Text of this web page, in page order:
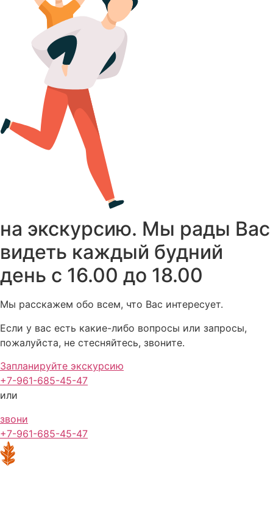
на экскурсию. Мы рады Вас
видеть каждый будний
день с 16.00 до 18.00
Мы расскажем обо всем, что Вас интересует.
Если у вас есть какие-либо вопросы или запросы,
пожалуйста, не стесняйтесь, звоните.
Запланируйте экскурсию
+7-961-685-45-47
или
звони
+7-961-685-45-47